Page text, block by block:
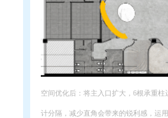
空间优化后：将主入口扩大，6根承重柱
计分隔，减少直角会带来的锐利感，运